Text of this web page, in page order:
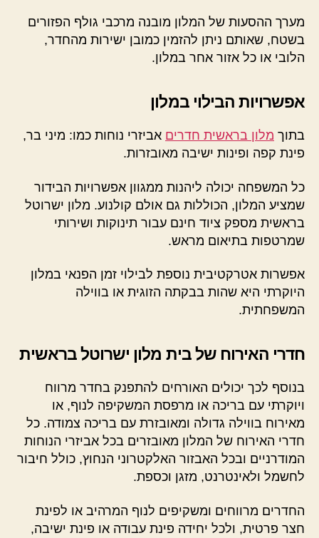
מערך ההסעות של המלון מובנה מרכבי גולף הפזורים
בשטח, שאותם ניתן להזמין כמובן ישירות מהחדר,
הלובי או כל אזור אחר במלון.
אפשרויות הבילוי במלון
בתוך מלון בראשית חדרים אביזרי נוחות כמו: מיני בר,
פינת קפה ופינות ישיבה מאובזרות.
כל המשפחה יכולה ליהנות ממגוון אפשרויות הבידור
שמציע המלון, הכוללות גם אולם קולנוע. מלון ישרוטל
בראשית מספק ציוד חינם עבור תינוקות ושירותי
שמרטפות בתיאום מראש.
אפשרות אטרקטיבית נוספת לבילוי זמן הפנאי במלון
היוקרתי היא שהות בבקתה הזוגית או בווילה
המשפחתית.
חדרי האירוח של בית מלון ישרוטל בראשית
בנוסף לכך יכולים האורחים להתפנק בחדר מרווח
ויוקרתי עם בריכה או מרפסת המשקיפה לנוף, או
מאירוח בווילה גדולה ומאובזרת עם בריכה צמודה. כל
חדרי האירוח של המלון מאובזרים בכל אביזרי הנוחות
המודרניים ובכל האבזור האלקטרוני הנחוץ, כולל חיבור
לחשמל ולאינטרנט, מזגן וכספת.
החדרים מרווחים ומשקיפים לנוף המרהיב או לפינת
חצר פרטית, ולכל יחידה פינת עבודה או פינת ישיבה,